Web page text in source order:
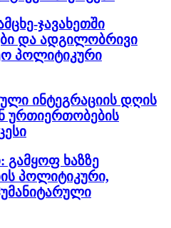
ჯავახეთში
და ადგილობრივი
პოლიტიკური
ინტეგრაციის დღის
ურთიერთობების
ხაზზე
პოლიტიკური,